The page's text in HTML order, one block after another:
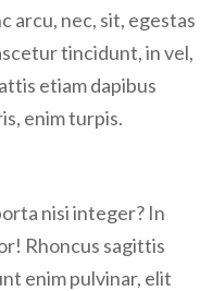
arcu, nec, sit, egestas
tincidunt, in vel,
etiam dapibus
enim turpis.
nisi integer? In
Rhoncus sagittis
enim pulvinar, elit